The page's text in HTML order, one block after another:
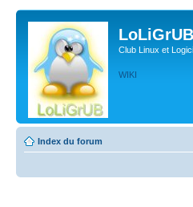
Club Linux et
WIKI
Index du forum